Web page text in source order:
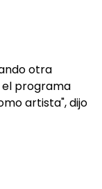
otra
programa
artista", dijo